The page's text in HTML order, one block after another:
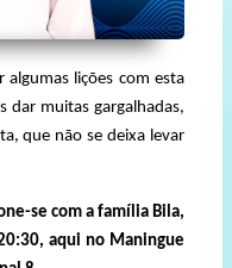
algumas lições com esta
dar muitas gargalhadas,
que não se deixa levar
se com a família Bila,
aqui no Maningue